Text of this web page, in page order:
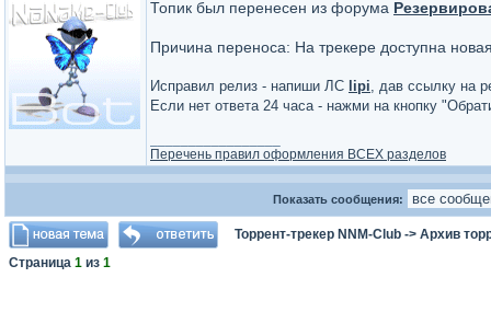
Топик был перенесен из форума
Причина переноса: На трекере доступна
Исправил релиз - напиши ЛС lipi, дав ссылку на
Если нет ответа 24 часа - нажми на кнопку
Перечень правил оформления ВСЕХ разделов
Показать сообщения:
Торрент-трекер NNM-Club -> Архив
Страница 1 из 1